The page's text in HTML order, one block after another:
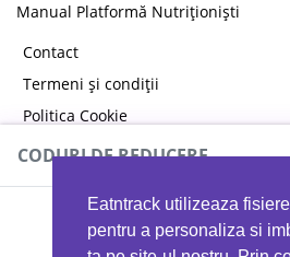
Eatntrack utilizeaza
pentru a personaliza si
Manual Platformă Nutriționiști
Contact
Termeni și condiții
Politica Cookie
Politica de confidențialitate
CODURI DE REDUCERE